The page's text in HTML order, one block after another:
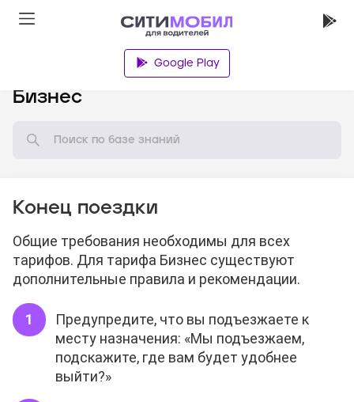
Google Play
Бизнес
Конец поездки
Общие требования необходимы для всех
тарифов. Для тарифа Бизнес существуют
дополнительные правила и рекомендации.
Предупредите, что вы подъезжаете к
месту назначения: «Мы подъезжаем,
подскажите, где вам будет удобнее
выйти?»